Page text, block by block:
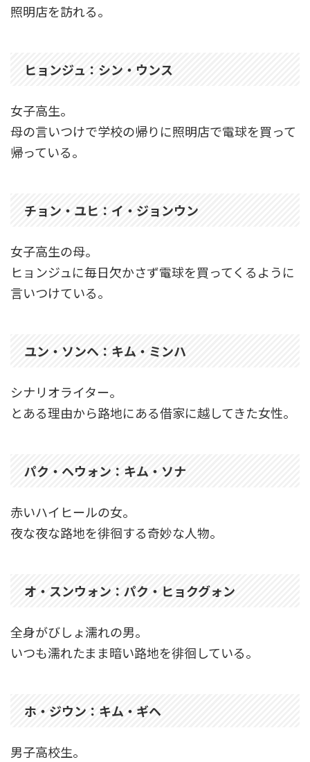
照明店を訪れる。
ヒョンジュ：シン・ウンス
女子高生。
母の言いつけで学校の帰りに照明店で電球を買って
帰っている。
チョン・ユヒ：イ・ジョンウン
女子高生の母。
ヒョンジュに毎日欠かさず電球を買ってくるように
言いつけている。
ユン・ソンヘ：キム・ミンハ
シナリオライター。
とある理由から路地にある借家に越してきた女性。
パク・ヘウォン：キム・ソナ
赤いハイヒールの女。
夜な夜な路地を徘徊する奇妙な人物。
オ・スンウォン：パク・ヒョクグォン
全身がびしょ濡れの男。
いつも濡れたまま暗い路地を徘徊している。
ホ・ジウン：キム・ギヘ
男子高校生。